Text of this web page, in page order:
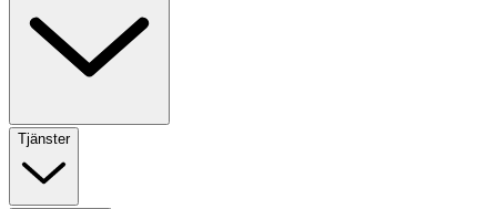
Tjänster